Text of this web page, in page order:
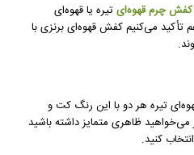
کفش چرم قهوه‌ایتیره یا قهوه‌ای
تأکید می‌کنیم کفش قهوه‌ای برنزی با
تیره هر دو با این رنگ کت‌ و
ظاهری متمایز داشته باشید
کنید.